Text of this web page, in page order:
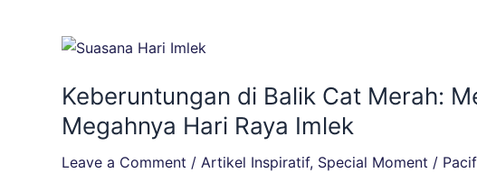
Keberuntungan di Balik Cat Merah:
Megahnya Hari Raya Imlek
Leave a Comment / Artikel Inspiratif, Special Moment /
Keberuntungan
Balik
Cat
Merah:
Mengungkap